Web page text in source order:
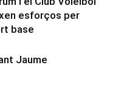
esforços per
base
Jaume